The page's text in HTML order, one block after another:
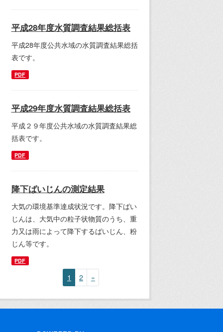
平成28年度水質調査結果総括表
平成28年度公共水域の水質調査結果総括
表です。
PDF
平成29年度水質調査結果総括表
平成２９年度公共水域の水質調査結果総
括表です。
PDF
降下ばいじんの測定結果
大気の環境基準達成状況です。降下ばい
じんは、大気中の粒子状物質のうち、重
力又は雨によって降下するばいじん、粉
じん等です。
PDF
1 2 »